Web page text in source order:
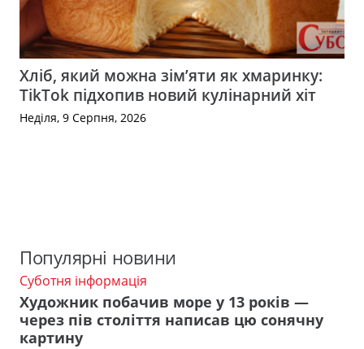
Хліб, який можна зім’яти як хмаринку:
TikTok підхопив новий кулінарний хіт
Неділя, 9 Серпня, 2026
Популярні новини
Суботня інформація
Художник побачив море у 13 років —
через пів століття написав цю сонячну
картину